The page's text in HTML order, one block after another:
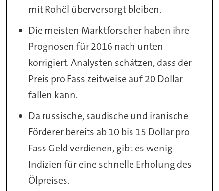
mit Rohöl überversorgt bleiben.
Die meisten Marktforscher haben ihre
Prognosen für 2016 nach unten
korrigiert. Analysten schätzen, dass der
Preis pro Fass zeitweise auf 20 Dollar
fallen kann.
Da russische, saudische und iranische
Förderer bereits ab 10 bis 15 Dollar pro
Fass Geld verdienen, gibt es wenig
Indizien für eine schnelle Erholung des
Ölpreises.